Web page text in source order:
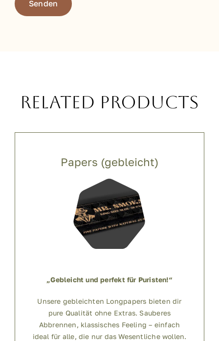
Related Products
Papers (gebleicht)
„Gebleicht und perfekt für Puristen!“
Unsere gebleichten Longpapers bieten dir
pure Qualität ohne Extras. Sauberes
Abbrennen, klassisches Feeling – einfach
ideal für alle, die nur das Wesentliche wollen.